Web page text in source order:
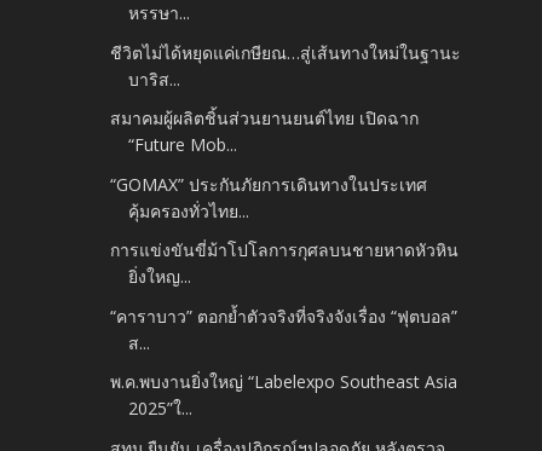
หรรษา...
ชีวิตไม่ได้หยุดแค่เกษียณ…สู่เส้นทางใหม่ในฐานะ
บาริส...
สมาคมผู้ผลิตชิ้นส่วนยานยนต์ไทย เปิดฉาก
“Future Mob...
“GOMAX” ประกันภัยการเดินทางในประเทศ
คุ้มครองทั่วไทย...
การแข่งขันขี่ม้าโปโลการกุศลบนชายหาดหัวหิน​
ยิ่งใหญ...
“คาราบาว” ตอกย้ำตัวจริงที่จริงจังเรื่อง “ฟุตบอล”
ส...
พ.ค.พบงานยิ่งใหญ่ “Labelexpo Southeast Asia
2025”ใ...